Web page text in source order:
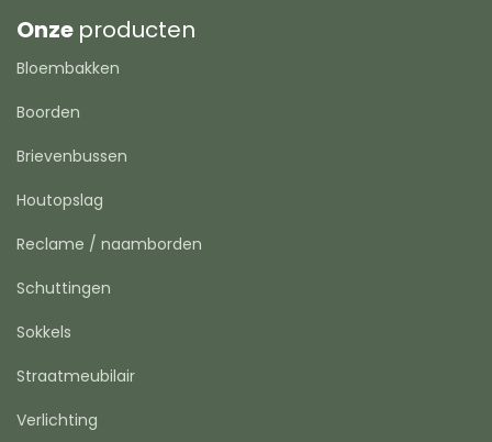
Onze producten
Bloembakken
Boorden
Brievenbussen
Houtopslag
Reclame / naamborden
Schuttingen
Sokkels
Straatmeubilair
Verlichting